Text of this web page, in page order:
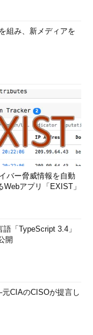
ト
にこ
と
ど
対
らIn
され
シ
ニュ
プメニュー表示が
組み、新メディアを
バー脅威情報を自動
Webアプリ「EXIST」
「TypeScript 3.4」
開
CIAのCISOが提言し